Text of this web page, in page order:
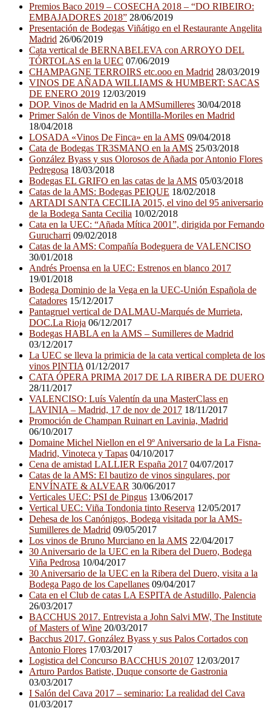
Premios Baco 2019 – COSECHA 2018 – “DO RIBEIRO:
EMBAJADORES 2018” 28/06/2019
Presentación de Bodegas Viñátigo en el Restaurante Angelita
Madrid 26/06/2019
Cata vertical de BERNABELEVA con ARROYO DEL
TÓRTOLAS en la UEC 07/06/2019
CHAMPAGNE TERROIRS etc.ooo en Madrid 28/03/2019
VINOS DE AÑADA WILLIAMS & HUMBERT: SACAS
DE ENERO 2019 12/03/2019
DOP. Vinos de Madrid en la AMSumilleres 30/04/2018
Primer Salón de Vinos de Montilla-Moriles en Madrid
18/04/2018
LOSADA «Vinos De Finca» en la AMS 09/04/2018
Cata de Bodegas TR3SMANO en la AMS 25/03/2018
González Byass y sus Olorosos de Añada por Antonio Flores
Pedregosa 18/03/2018
Bodegas EL GRIFO en las catas de la AMS 05/03/2018
Catas de la AMS: Bodegas PEIQUE 18/02/2018
ARTADI SANTA CECILIA 2015, el vino del 95 aniversario
de la Bodega Santa Cecilia 10/02/2018
Cata en la UEC: “Añada Mítica 2001”, dirigida por Fernando
Gurucharri 09/02/2018
Catas de la AMS: Compañía Bodeguera de VALENCISO
30/01/2018
Andrés Proensa en la UEC: Estrenos en blanco 2017
19/01/2018
Bodega Dominio de la Vega en la UEC-Unión Española de
Catadores 15/12/2017
Pantagruel vertical de DALMAU-Marqués de Murrieta,
DOC.La Rioja 06/12/2017
Bodegas HABLA en la AMS – Sumilleres de Madrid
03/12/2017
La UEC se lleva la primicia de la cata vertical completa de los
vinos PINTIA 01/12/2017
CATA ÓPERA PRIMA 2017 DE LA RIBERA DE DUERO
28/11/2017
VALENCISO: Luís Valentín da una MasterClass en
LAVINIA – Madrid, 17 de nov de 2017 18/11/2017
Promoción de Champan Ruinart en Lavinia, Madrid
06/10/2017
Domaine Michel Niellon en el 9º Aniversario de la La Fisna-
Madrid, Vinoteca y Tapas 04/10/2017
Cena de amistad LALLIER España 2017 04/07/2017
Catas de la AMS: El bautizo de vinos singulares, por
ENVÍNATE & ALVEAR 30/06/2017
Verticales UEC: PSI de Pingus 13/06/2017
Vertical UEC: Viña Tondonia tinto Reserva 12/05/2017
Dehesa de los Canónigos, Bodega visitada por la AMS-
Sumilleres de Madrid 09/05/2017
Los vinos de Bruno Murciano en la AMS 22/04/2017
30 Aniversario de la UEC en la Ribera del Duero, Bodega
Viña Pedrosa 10/04/2017
30 Aniversario de la UEC en la Ribera del Duero, visita a la
Bodega Pago de los Capellanes 09/04/2017
Cata en el Club de catas LA ESPITA de Astudillo, Palencia
26/03/2017
BACCHUS 2017. Entrevista a John Salvi MW, The Institute
of Masters of Wine 20/03/2017
Bacchus 2017. González Byass y sus Palos Cortados con
Antonio Flores 17/03/2017
Logistica del Concurso BACCHUS 20107 12/03/2017
Arturo Pardos Batiste, Duque consorte de Gastronia
03/03/2017
I Salón del Cava 2017 – seminario: La realidad del Cava
01/03/2017